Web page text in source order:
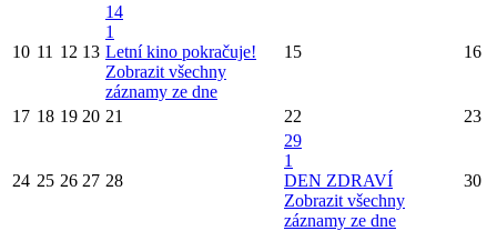
10 11 12 13
14
1
Letní kino pokračuje!
Zobrazit všechny
záznamy ze dne
15 16
17 18 19 20 21 22 23
24 25 26 27 28
29
1
DEN ZDRAVÍ
Zobrazit všechny
záznamy ze dne
30